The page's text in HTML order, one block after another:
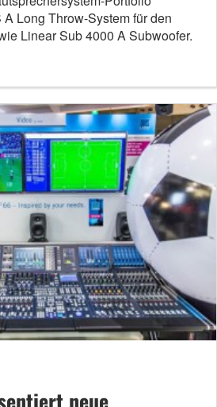
Long Throw-System für den
Linear Sub 4000 A Subwoofer.